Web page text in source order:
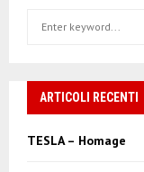
h
ARTICOLI RECENTI
TESLA – Homage